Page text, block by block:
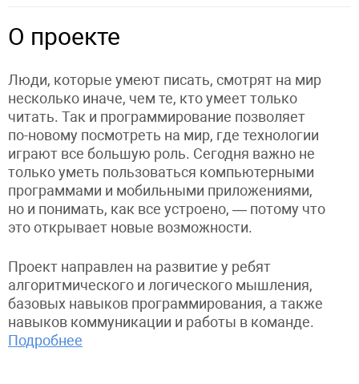
О проекте
Люди, которые умеют писать, смотрят на мир
несколько иначе, чем те, кто умеет только
читать. Так и программирование позволяет
по-новому посмотреть на мир, где технологии
играют все большую роль. Сегодня важно не
только уметь пользоваться компьютерными
программами и мобильными приложениями,
но и понимать, как все устроено, — потому что
это открывает новые возможности.
Проект направлен на развитие у ребят
алгоритмического и логического мышления,
базовых навыков программирования, а также
навыков коммуникации и работы в команде.
Подробнее